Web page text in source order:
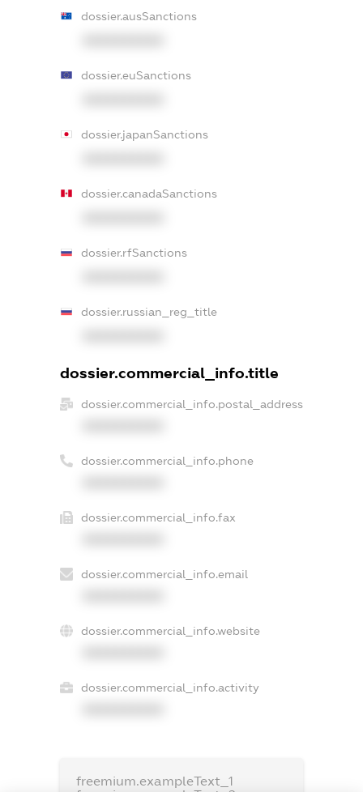
dossier.ausSanctions
dossier.euSanctions
dossier.japanSanctions
dossier.canadaSanctions
dossier.rfSanctions
dossier.russian_reg_title
dossier.commercial_info.title
dossier.commercial_info.postal_address
dossier.commercial_info.phone
dossier.commercial_info.fax
dossier.commercial_info.email
dossier.commercial_info.website
dossier.commercial_info.activity
freemium.exampleText_1